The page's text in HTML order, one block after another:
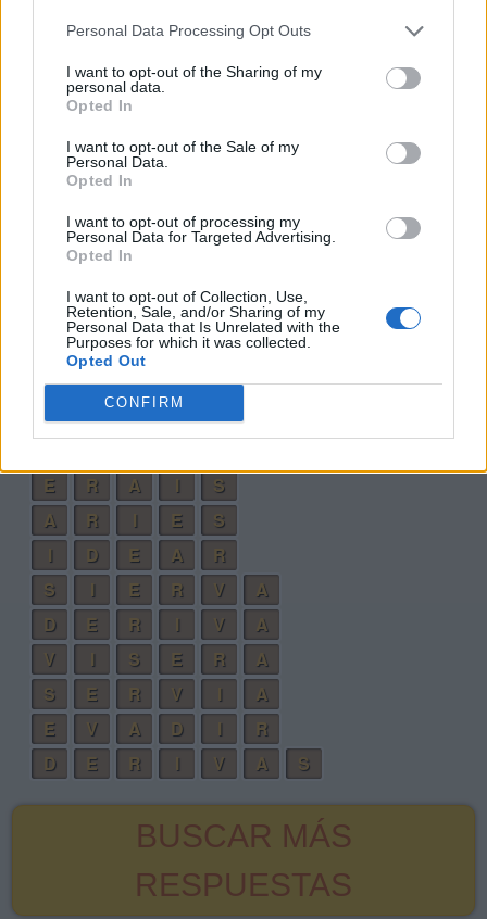
Personal Data Processing Opt Outs
I want to opt-out of the Sharing of my
personal data.
Opted In
I want to opt-out of the Sale of my
Personal Data.
Opted In
I want to opt-out of processing my
Personal Data for Targeted Advertising.
Opted In
I want to opt-out of Collection, Use,
Retention, Sale, and/or Sharing of my
Personal Data that Is Unrelated with the
Purposes for which it was collected.
Opted Out
CONFIRM
S I
R
R E
S
R S
R
I R
A R S
E
E R S
A
E D A
S
V
I R E
S
I
D E A
S
E
R A I
S
A
R I E
S
I
D E A
R
S
I E R V
A
D
E R V
A
V
S E R
A
S
E R V
A
E
V A D
R
D
E R V A S
BUSCAR MÁS
RESPUESTAS